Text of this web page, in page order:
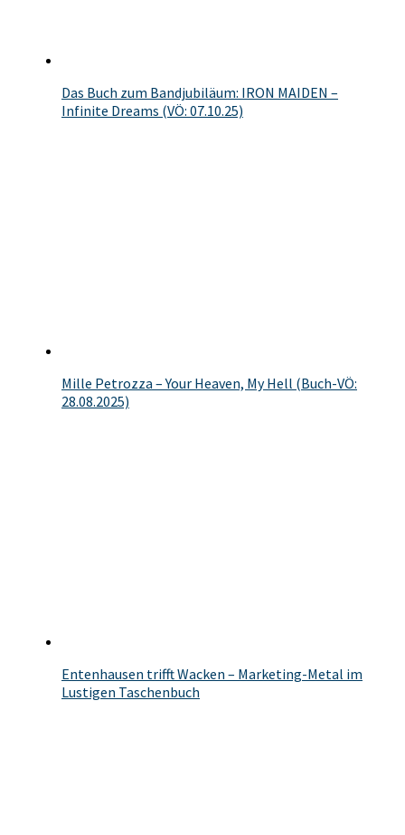
Das Buch zum Bandjubiläum: IRON MAIDEN –
Infinite Dreams (VÖ: 07.10.25)
Mille Petrozza – Your Heaven, My Hell (Buch-VÖ:
28.08.2025)
Entenhausen trifft Wacken – Marketing-Metal im
Lustigen Taschenbuch